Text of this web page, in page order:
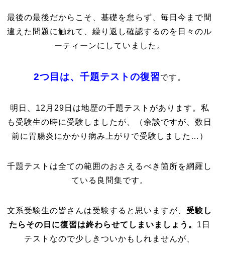
最後の最後だからこそ、基礎を怠らず、毎日今まで間
違えた問題に触れて、繰り返し確認するのを日々のル
ーティーンにしていました。
2つ目は、千題テストの復習です。
明日、12月29日は地歴の千題テストがあります。私
も受験生の時に受験しましたが、（余談ですが、数日
前に胃腸炎にかかり病み上がりで受験しました…）
千題テストは全ての範囲のおさえるべき箇所を網羅し
ている良問集です。
文系受験生の皆さんは受験すると思いますが、 受験し
たらその日に復習は終わらせてしまいましょう。 1日
テストなので少しきついかもしれませんが、